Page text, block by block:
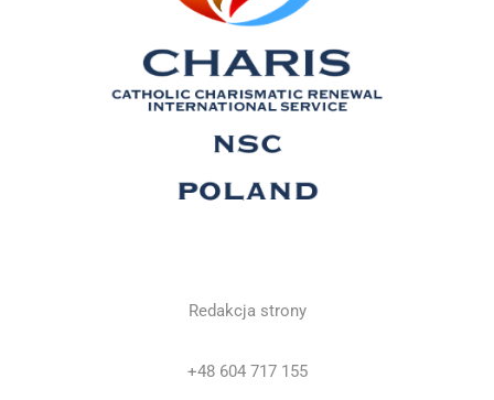
Redakcja strony
+48 604 717 155